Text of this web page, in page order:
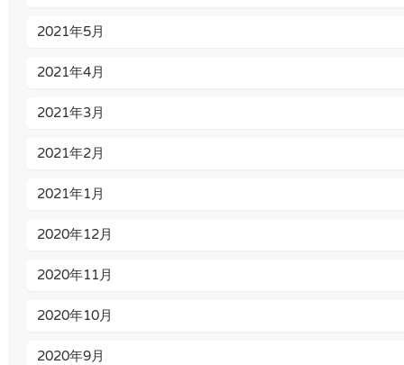
2021年5月
2021年4月
2021年3月
2021年2月
2021年1月
2020年12月
2020年11月
2020年10月
2020年9月